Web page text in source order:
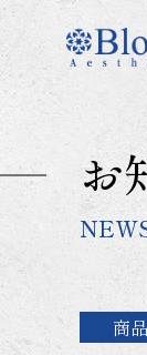
コ
ン
テ
ン
ツ
に
ス
お
商